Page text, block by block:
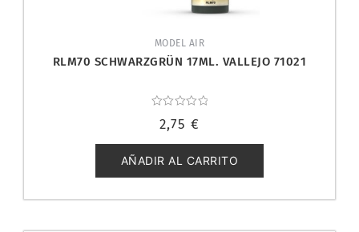
MODEL AIR
RLM70 SCHWARZGRÜN 17ML. VALLEJO 71021
con
de
5
2,75 €
AÑADIR AL CARRITO